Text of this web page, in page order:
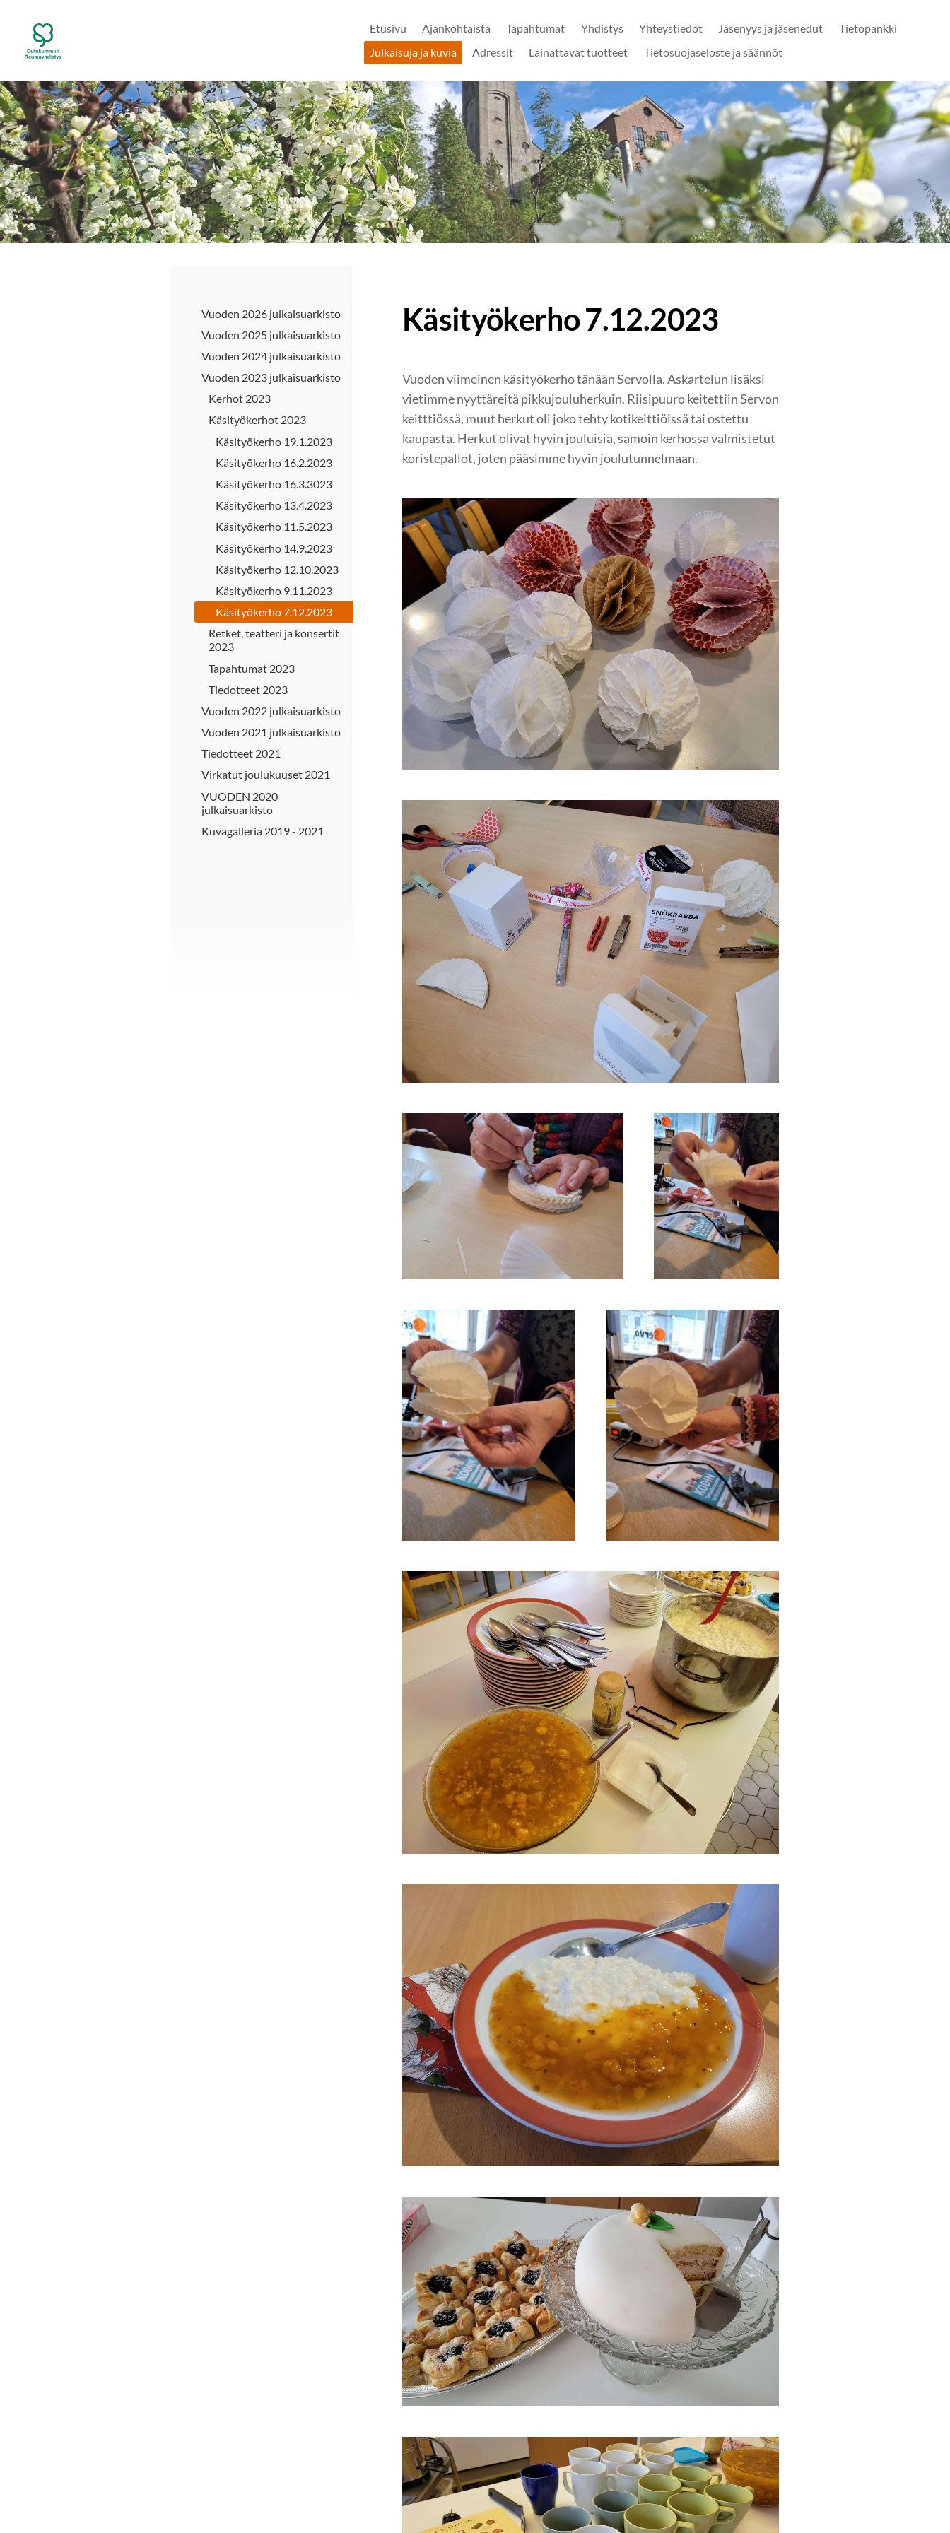
sivun
sisältöön
Outokummun Reumayhdistys ry
Etusivu Ajankohtaista Tapahtumat Yhdistys Yhteystiedot Jäsenyys ja jäsenedut
Tietopankki
Julkaisuja ja kuvia
Adressit Lainattavat tuotteet Tietosuojaseloste ja säännöt
Vuoden 2026 julkaisuarkisto
Vuoden 2025 julkaisuarkisto
Vuoden 2024 julkaisuarkisto
Vuoden 2023 julkaisuarkisto
Kerhot 2023
Käsityökerhot 2023
Käsityökerho 19.1.2023
Käsityökerho 16.2.2023
Käsityökerho 16.3.3023
Käsityökerho 13.4.2023
Käsityökerho 11.5.2023
Käsityökerho 14.9.2023
Käsityökerho 12.10.2023
Käsityökerho 9.11.2023
Käsityökerho 7.12.2023
Retket, teatteri ja konsertit
2023
Tapahtumat 2023
Tiedotteet 2023
Vuoden 2022 julkaisuarkisto
Vuoden 2021 julkaisuarkisto
Tiedotteet 2021
Virkatut joulukuuset 2021
VUODEN 2020
julkaisuarkisto
Kuvagalleria 2019 - 2021
Käsityökerho 7.12.2023
Vuoden viimeinen käsityökerho tänään Servolla. Askartelun lisäksi
vietimme nyyttäreitä pikkujouluherkuin. Riisipuuro keitettiin Servon
keitttiössä, muut herkut oli joko tehty kotikeittiöissä tai ostettu
kaupasta. Herkut olivat hyvin jouluisia, samoin kerhossa valmistetut
koristepallot, joten pääsimme hyvin joulutunnelmaan.